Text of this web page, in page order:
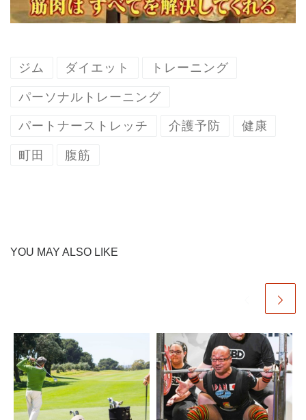
ジム ダイエット トレーニング
パーソナルトレーニング
パートナーストレッチ 介護予防 健康
町田 腹筋
YOU MAY ALSO LIKE